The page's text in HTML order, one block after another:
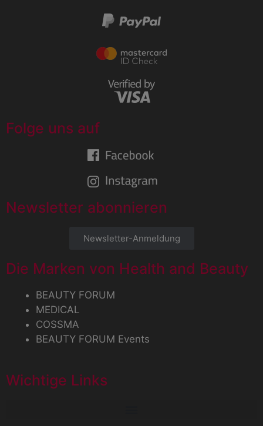
Folge uns auf
Newsletter abonnieren
Newsletter-Anmeldung
Die Marken von Health and Beauty
BEAUTY FORUM
MEDICAL
COSSMA
BEAUTY FORUM Events
Wichtige Links